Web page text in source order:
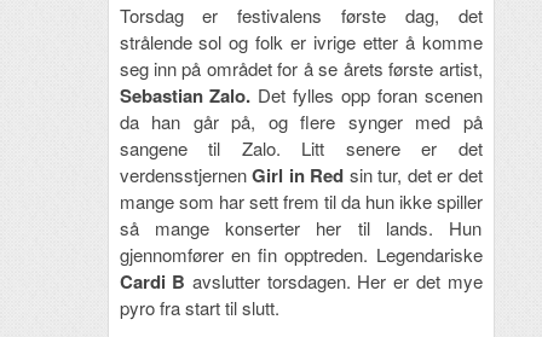
Torsdag er festivalens første dag, det
strålende sol og folk er ivrige etter å komme
seg inn på området for å se årets første artist,
Sebastian Zalo. Det fylles opp foran scenen
da han går på, og flere synger med på
sangene til Zalo. Litt senere er det
verdensstjernenGirl in Red sin tur, det er det
mange som har sett frem til da hun ikke spiller
så mange konserter her til lands. Hun
gjennomfører en fin opptreden. Legendariske
Cardi B avslutter torsdagen. Her er det mye
pyro fra start til slutt.